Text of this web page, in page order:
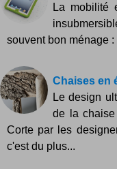
La mobilité
souvent bon ménage
Chaises en
Le design
de la
Corte par les
c'est du plus...